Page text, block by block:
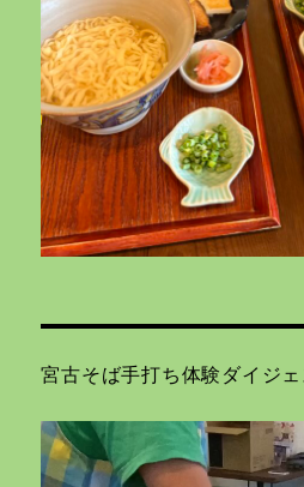
宮古そば手打ち体験ダイジ
動
画